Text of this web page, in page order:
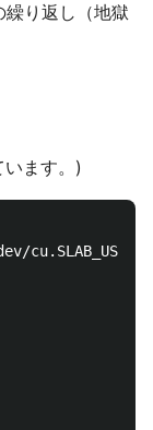
繰り返し（地獄
ます。)